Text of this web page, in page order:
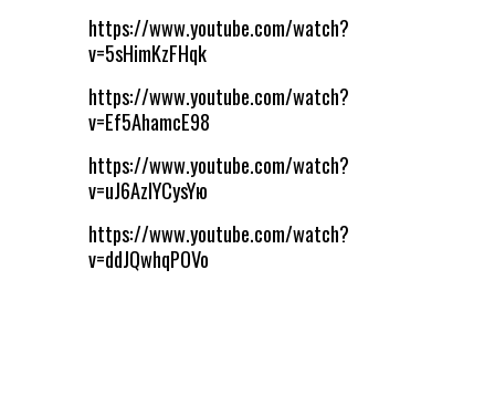
https://www.youtube.com/watch?
v=5sHimKzFHqk
https://www.youtube.com/watch?
v=Ef5AhamcE98
https://www.youtube.com/watch?
v=uJ6AzlYCysYю
https://www.youtube.com/watch?
v=ddJQwhqPOVo